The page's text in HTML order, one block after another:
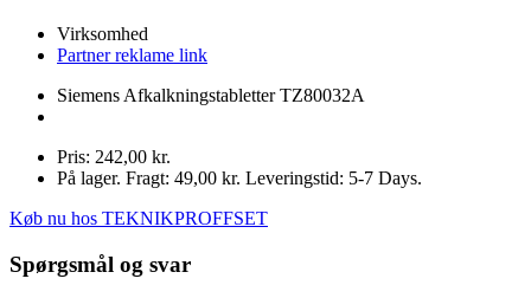
Virksomhed
Partner reklame link
Siemens Afkalkningstabletter TZ80032A
Pris: 242,00 kr.
På lager. Fragt: 49,00 kr. Leveringstid: 5-7 Days.
Køb nu hos TEKNIKPROFFSET
Spørgsmål og svar